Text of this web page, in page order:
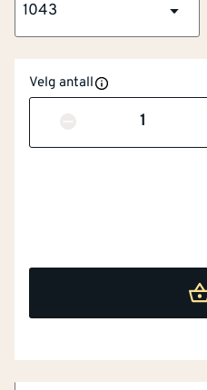
1043
Velg antall
Antall
Artikkelnummer 101506921
Lett og fleksibel
Rask og presis
Vernesko F1601 er en lett
kombinerer komfort,
Skoen kan enkelt matches
Overdelen er laget av